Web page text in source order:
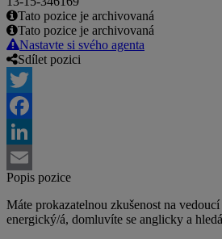
Tato pozice je archivovaná
Tato pozice je archivovaná
Nastavte si svého agenta
Sdílet pozici
Twitter
Facebook
LinkedIn
Email
Popis pozice
Máte prokazatelnou zkušenost na
energický/á, domluvíte se anglicky a